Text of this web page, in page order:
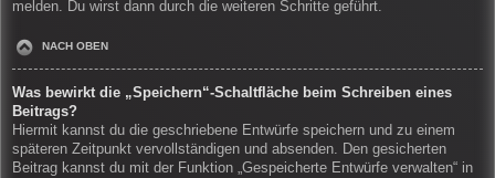
melden. Du wirst dann durch die weiteren Schritte geführt.
NACH OBEN
Was bewirkt die „Speichern“-Schaltfläche beim Schreiben eines
Beitrags?
Hiermit kannst du die geschriebene Entwürfe speichern und zu einem
späteren Zeitpunkt vervollständigen und absenden. Den gesicherten
Beitrag kannst du mit der Funktion „Gespeicherte Entwürfe verwalten“ in